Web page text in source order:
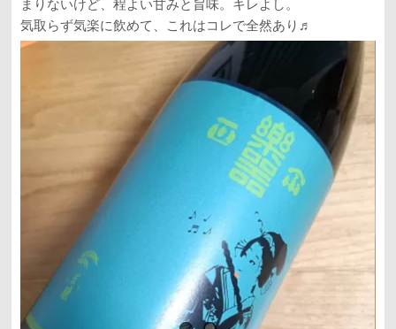
まりないけど、程よい甘みと旨味。キレよし。
気取らず気楽に飲めて、これはコレで全然あり♬